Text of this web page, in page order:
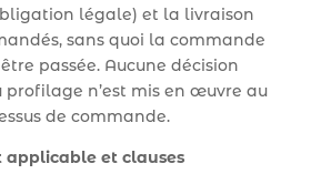
légale) et la livraison
sans quoi la commande
passée. Aucune décision
profilage n’est mis en œuvre au
de commande.
applicable et clauses